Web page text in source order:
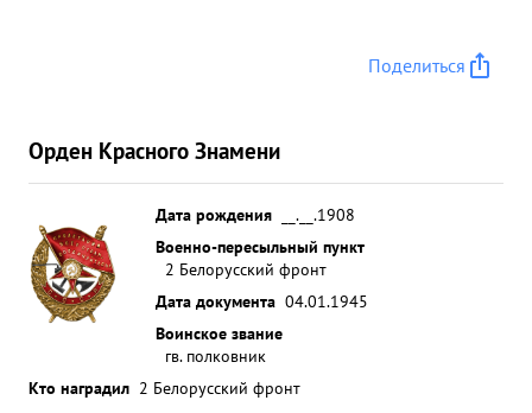
глуппицу В самые ответственные периоды боях -
лично вел разведку и маневрируя огнем
артиллерии своевременно подавлял и уничтожал
частей дивизии. ...»
Поделиться
Орден Красного Знамени
Дата рождения
__.__.1908
Военно-пересыльный пункт
2 Белорусский фронт
Дата документа 04.01.1945
Воинское звание
гв. полковник
Кто наградил 2 Белорусский фронт